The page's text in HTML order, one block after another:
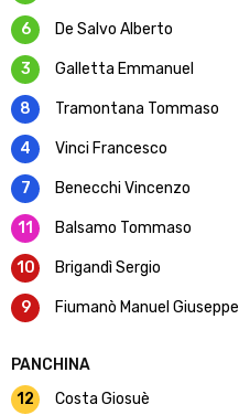
6 De Salvo Alberto
3 Galletta Emmanuel
8 Tramontana Tommaso
4 Vinci Francesco
7 Benecchi Vincenzo
11 Balsamo Tommaso
10 Brigandì Sergio
9 Fiumanò Manuel Giuseppe
PANCHINA
12
Costa Giosuè